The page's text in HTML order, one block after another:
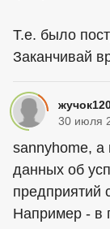
Т.е. было
Заканчивай
30 июля
sannyhome, а
данных об
предприятий
Например - в